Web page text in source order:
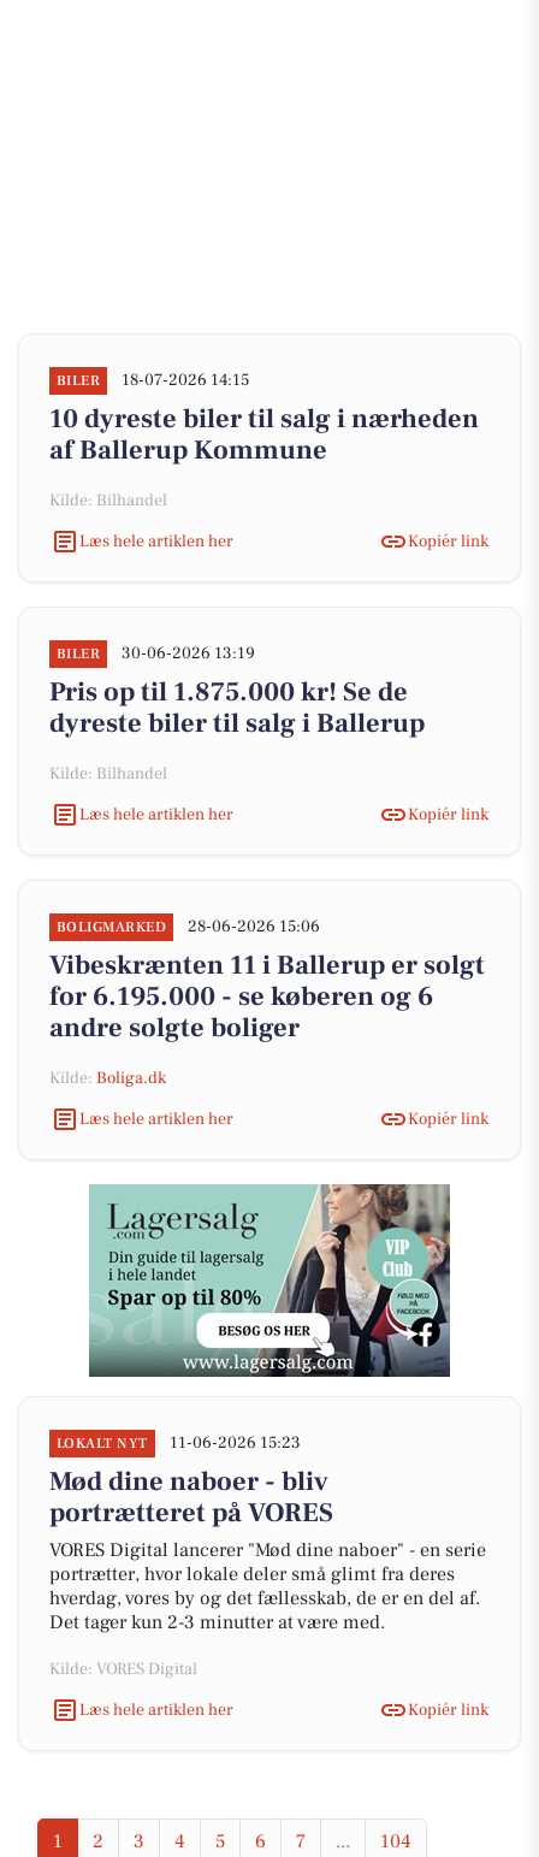
BILER 18-07-2026 14:15
10 dyreste biler til salg i nærheden
af Ballerup Kommune
Kilde: Bilhandel
Læs hele artiklen her
Kopiér link
BILER 30-06-2026 13:19
Pris op til 1.875.000 kr! Se de
dyreste biler til salg i Ballerup
Kilde: Bilhandel
Læs hele artiklen her
Kopiér link
BOLIGMARKED 28-06-2026 15:06
Vibeskrænten 11 i Ballerup er solgt
for 6.195.000 - se køberen og 6
andre solgte boliger
Kilde: Boliga.dk
Læs hele artiklen her
Kopiér link
LOKALT NYT 11-06-2026 15:23
Mød dine naboer - bliv
portrætteret på VORES
VORES Digital lancerer "Mød dine naboer" - en serie
portrætter, hvor lokale deler små glimt fra deres
hverdag, vores by og det fællesskab, de er en del af.
Det tager kun 2-3 minutter at være med.
Kilde: VORES Digital
Læs hele artiklen her
Kopiér link
1 2 3 4 5 6 7 ... 104